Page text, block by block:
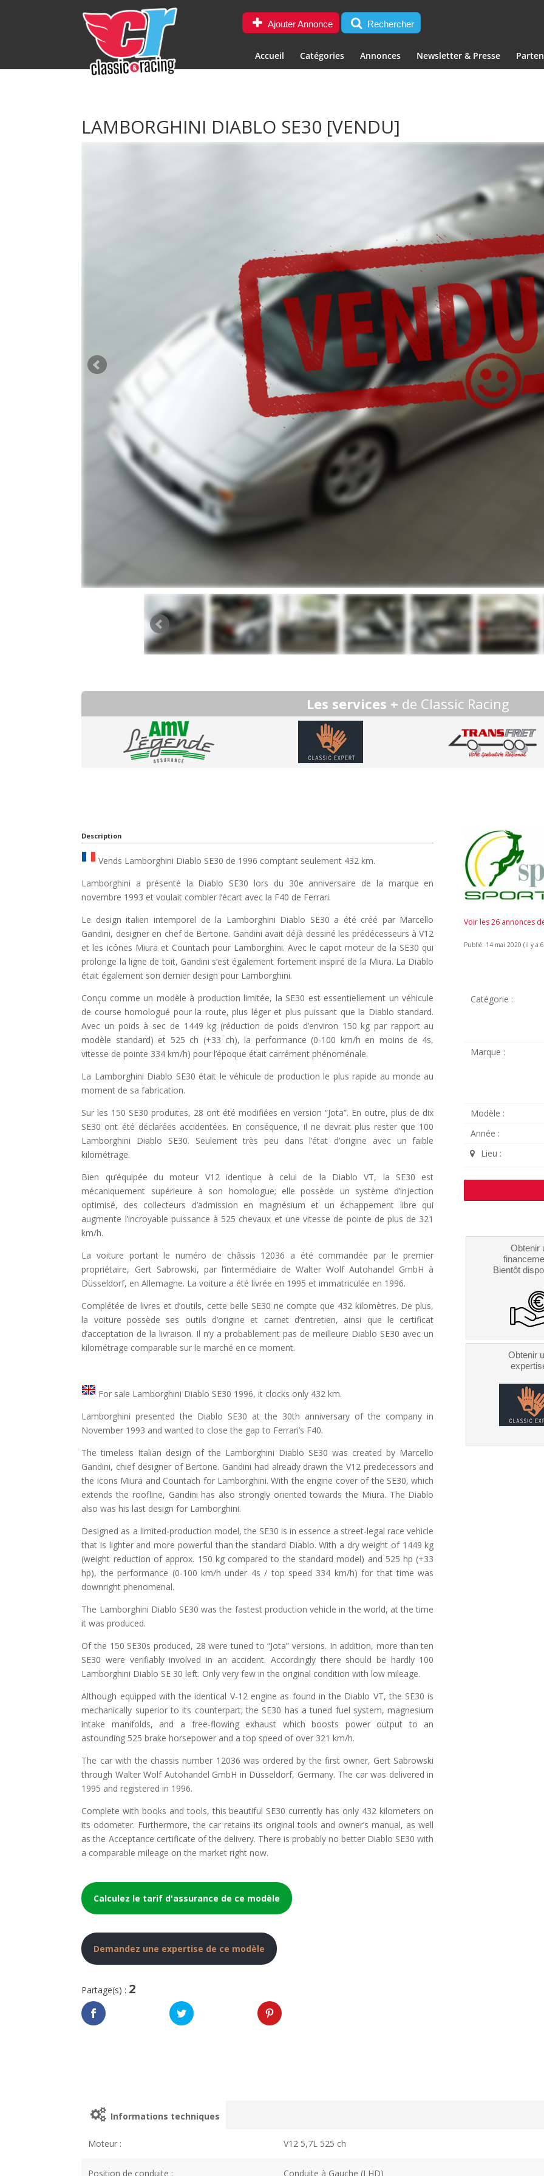
Ajouter Annonce Rechercher
Accueil Catégories Annonces Newsletter & Presse
LAMBORGHINI DIABLO SE30 [VENDU]
Les services + de Classic Racing
Description
Vends Lamborghini Diablo SE30 de 1996 comptant seulement 432 km.
Lamborghini a présenté la Diablo SE30 lors du 30e anniversaire de la marque en
novembre 1993 et ​​voulait combler l’écart avec la F40 de Ferrari.
Le design italien intemporel de la Lamborghini Diablo SE30 a été créé par Marcello
Gandini, designer en chef de Bertone. Gandini avait déjà dessiné les prédécesseurs à V12
et les icônes Miura et Countach pour Lamborghini. Avec le capot moteur de la SE30 qui
prolonge la ligne de toit, Gandini s’est également fortement inspiré de la Miura. La Diablo
était également son dernier design pour Lamborghini.
Conçu comme un modèle à production limitée, la SE30 est essentiellement un véhicule
de course homologué pour la route, plus léger et plus puissant que la Diablo standard.
Avec un poids à sec de 1449 kg (réduction de poids d’environ 150 kg par rapport au
modèle standard) et 525 ch (+33 ch), la performance (0-100 km/h en moins de 4s,
vitesse de pointe 334 km/h) pour l’époque était carrément phénoménale.
La Lamborghini Diablo SE30 était le véhicule de production le plus rapide au monde au
moment de sa fabrication.
Sur les 150 SE30 produites, 28 ont été modifiées en version “Jota”. En outre, plus de dix
SE30 ont été déclarées accidentées. En conséquence, il ne devrait plus rester que 100
Lamborghini Diablo SE30. Seulement très peu dans l’état d’origine avec un faible
kilométrage.
Bien qu’équipée du moteur V12 identique à celui de la Diablo VT, la SE30 est
mécaniquement supérieure à son homologue; elle possède un système d’injection
optimisé, des collecteurs d’admission en magnésium et un échappement libre qui
augmente l’incroyable puissance à 525 chevaux et une vitesse de pointe de plus de 321
km/h.
La voiture portant le numéro de châssis 12036 a été commandée par le premier
propriétaire, Gert Sabrowski, par l’intermédiaire de Walter Wolf Autohandel GmbH à
Düsseldorf, en Allemagne. La voiture a été livrée en 1995 et immatriculée en 1996.
Complétée de livres et d’outils, cette belle SE30 ne compte que 432 kilomètres. De plus,
la voiture possède ses outils d’origine et carnet d’entretien, ainsi que le certificat
d’acceptation de la livraison. Il n’y a probablement pas de meilleure Diablo SE30 avec un
kilométrage comparable sur le marché en ce moment.
For sale Lamborghini Diablo SE30 1996, it clocks only 432 km.
Lamborghini presented the Diablo SE30 at the 30th anniversary of the company in
November 1993 and wanted to close the gap to Ferrari’s F40.
The timeless Italian design of the Lamborghini Diablo SE30 was created by Marcello
Gandini, chief designer of Bertone. Gandini had already drawn the V12 predecessors and
the icons Miura and Countach for Lamborghini. With the engine cover of the SE30, which
extends the roofline, Gandini has also strongly oriented towards the Miura. The Diablo
also was his last design for Lamborghini.
Designed as a limited-production model, the SE30 is in essence a street-legal race vehicle
that is lighter and more powerful than the standard Diablo. With a dry weight of 1449 kg
(weight reduction of approx. 150 kg compared to the standard model) and 525 hp (+33
hp), the performance (0-100 km/h under 4s / top speed 334 km/h) for that time was
downright phenomenal.
The Lamborghini Diablo SE30 was the fastest production vehicle in the world, at the time
it was produced.
Of the 150 SE30s produced, 28 were tuned to “Jota” versions. In addition, more than ten
SE30 were verifiably involved in an accident. Accordingly there should be hardly 100
Lamborghini Diablo SE 30 left. Only very few in the original condition with low mileage.
Although equipped with the identical V-12 engine as found in the Diablo VT, the SE30 is
mechanically superior to its counterpart; the SE30 has a tuned fuel system, magnesium
intake manifolds, and a free-flowing exhaust which boosts power output to an
astounding 525 brake horsepower and a top speed of over 321 km/h.
The car with the chassis number 12036 was ordered by the first owner, Gert Sabrowski
through Walter Wolf Autohandel GmbH in Düsseldorf, Germany. The car was delivered in
1995 and registered in 1996.
Complete with books and tools, this beautiful SE30 currently has only 432 kilometers on
its odometer. Furthermore, the car retains its original tools and owner’s manual, as well
as the Acceptance certificate of the delivery. There is probably no better Diablo SE30 with
a comparable mileage on the market right now.
Calculez le tarif d'assurance de ce modèle
Demandez une expertise de ce modèle
Partage(s) : 2
Voir les 26 annonces
Publié: 14 mai 2020 (il y a
Catégorie :
Marque :
Modèle :
Année :
Lieu :
Obtenir
Bientôt
Obtenir
Informations techniques
Moteur : V12 5,7L 525 ch
Position de conduite : Conduite à Gauche (LHD)